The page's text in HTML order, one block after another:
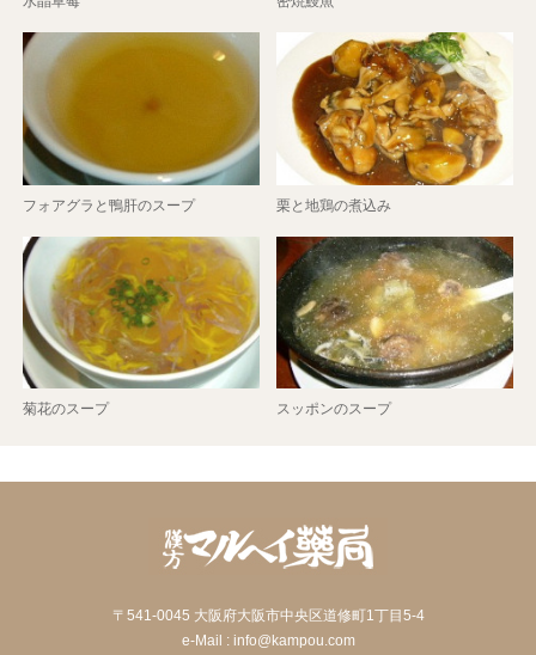
フォアグラと鴨肝のスープ 栗と地鶏の煮込み
菊花のスープ スッポンのスープ
〒541-0045 大阪府大阪市中央区道修町1丁目5-4
e-Mail : info@kampou.com